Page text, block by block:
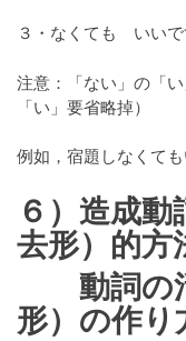
３・なくても いいで
注意：「ない」の「
「い」要省略掉）
例如，宿題しなくて
６）造成
去形）的方
動詞の
形）の作